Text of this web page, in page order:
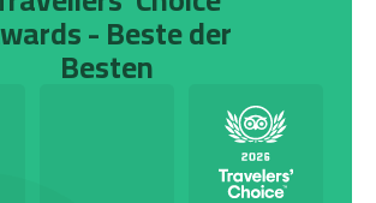
- Beste der
Besten